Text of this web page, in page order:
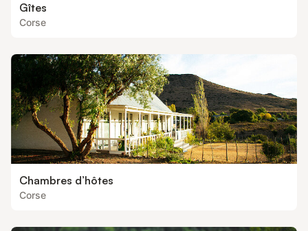
Gîtes
Corse
Chambres d’hôtes
Corse